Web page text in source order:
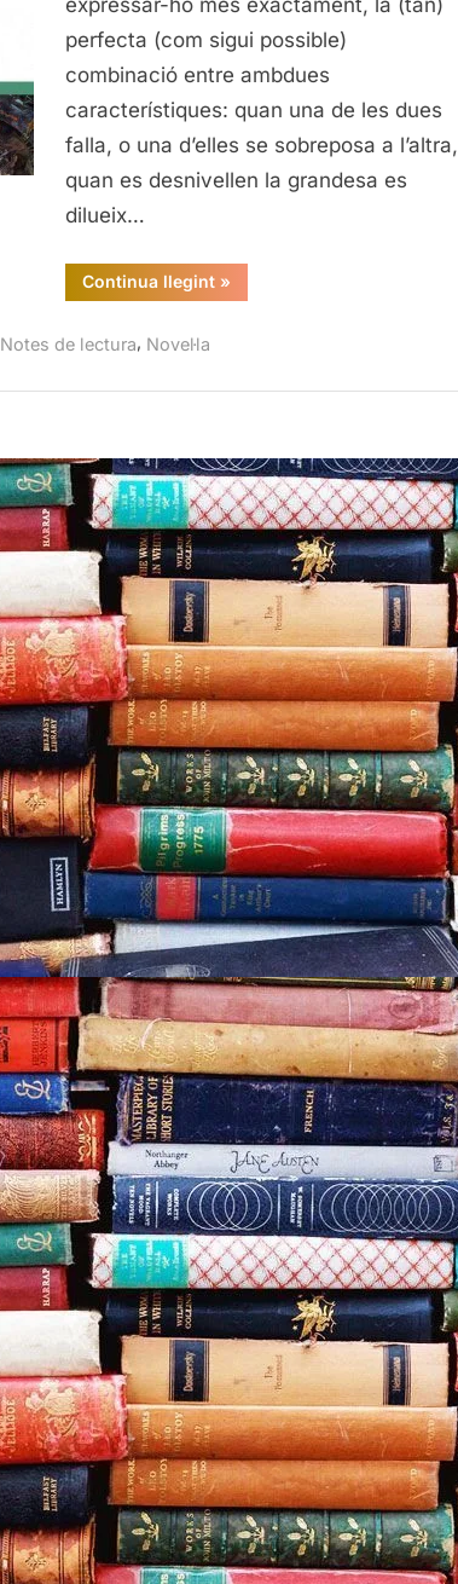
perfecta (com sigui possible)
combinació entre ambdues
característiques: quan una de les dues
falla, o una d’elles se sobreposa a l’altra,
quan es desnivellen la grandesa es
dilueix…
Continua llegint“La
bona
»
Notes de lectura, Novel·la